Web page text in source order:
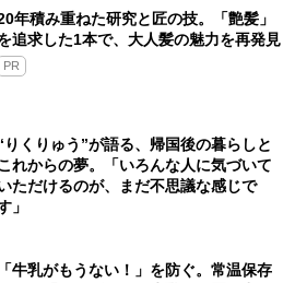
年積み重ねた研究と匠の技。「艶髪」
追求した1本で、大人髪の魅力を再発見
PR
りくりゅう”が語る、帰国後の暮らしと
れからの夢。「いろんな人に気づいて
ただけるのが、まだ不思議な感じで
」
「牛乳がもうない！」を防ぐ。常温保存